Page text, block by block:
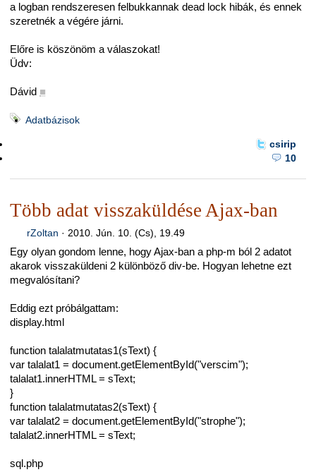
a logban rendszeresen felbukkannak dead lock hibák, és ennek
szeretnék a végére járni.
Előre is köszönöm a válaszokat!
Üdv:
Dávid ■
Adatbázisok
csirip
10
Több adat visszaküldése Ajax-ban
rZoltan · 2010. Jún. 10. (Cs), 19.49
Egy olyan gondom lenne, hogy Ajax-ban a php-m ból 2 adatot
akarok visszaküldeni 2 különböző div-be. Hogyan lehetne ezt
megvalósítani?
Eddig ezt próbálgattam:
display.html
function talalatmutatas1(sText) {
var talalat1 = document.getElementById("verscim");
talalat1.innerHTML = sText;
}
function talalatmutatas2(sText) {
var talalat2 = document.getElementById("strophe");
talalat2.innerHTML = sText;
sql.php